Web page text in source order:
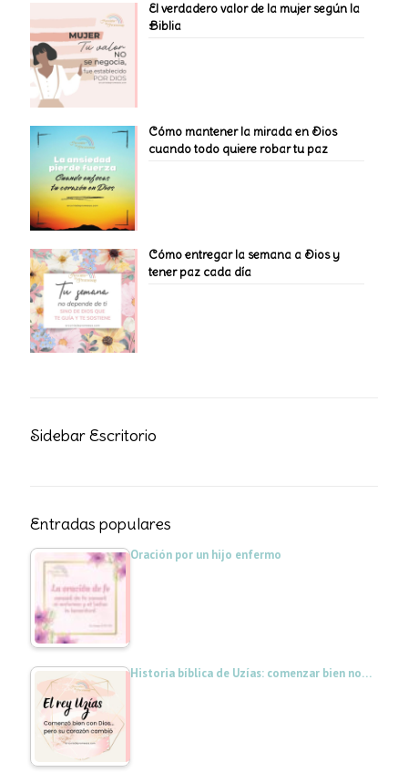
El verdadero valor de la mujer según la
Biblia
Cómo mantener la mirada en Dios
cuando todo quiere robar tu paz
Cómo entregar la semana a Dios y
tener paz cada día
Sidebar Escritorio
Entradas populares
Oración por un hijo enfermo
Historia bíblica de Uzías: comenzar bien no…